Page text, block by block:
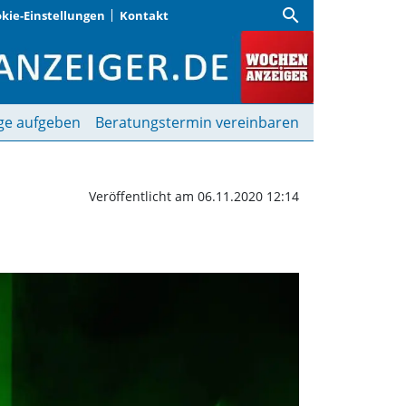
Einstellungen Kontakt search
zeigen ihr Können |
aufgeben Beratungstermin vereinbaren
Veröffentlicht am 06.11.2020 12:14